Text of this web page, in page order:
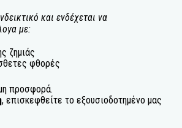
και ενδέχεται να
με:
ζημιάς
φθορές
προσφορά.
, επισκεφθείτε το εξουσιοδοτημένο μας